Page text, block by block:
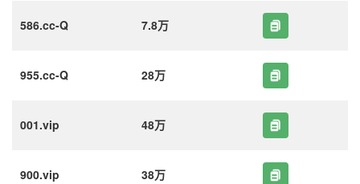
586.cc-Q 7.8万
955.cc-Q 28万
001.vip 48万
900.vip 38万